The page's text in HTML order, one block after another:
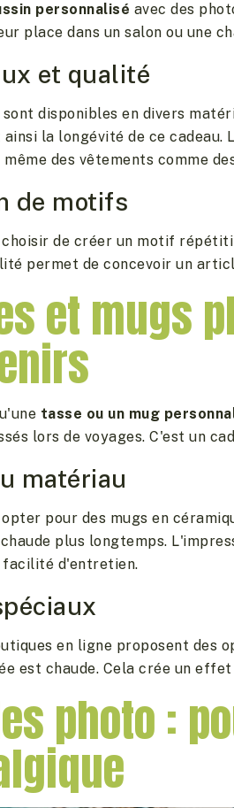
personnalisé avec des
place dans un salon ou une
et qualité
sont disponibles en divers
la longévité de ce cadeau.
des vêtements comme
de motifs
choisir de créer un motif
permet de concevoir un
et mugs
tasse ou un mug
lors de voyages. C'est un
matériau
opter pour des mugs en
plus longtemps.
d'entretien.
en ligne proposent des
est chaude. Cela crée un
photo :